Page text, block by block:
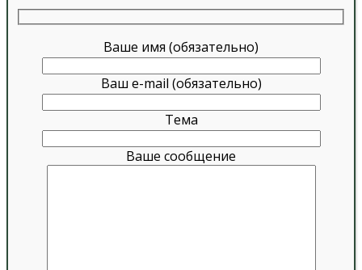
Ваше имя (обязательно)
Ваш e-mail (обязательно)
Тема
Ваше сообщение